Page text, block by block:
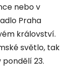
nebo v
Praha
království.
světlo, tak
23.